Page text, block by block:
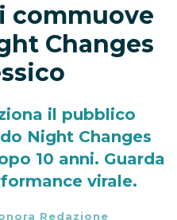
commuove
Changes
il pubblico
Night Changes
10 anni. Guarda
virale.
Redazione